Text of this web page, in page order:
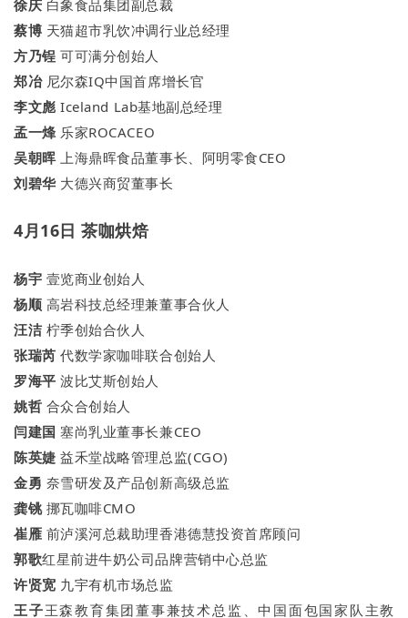
徐庆 白象食品集团副总裁
蔡博 天猫超市乳饮冲调行业总经理
方乃锃 可可满分创始人
郑冶尼尔森IQ中国首席增长官
李文彪Iceland Lab基地副总经理
孟一烽 乐家ROCACEO
吴朝晖上海鼎晖食品董事长、阿明零食CEO
刘碧华大德兴商贸董事长
4月16日 茶咖烘焙
杨宇 壹览商业创始人
杨顺 高岩科技总经理兼董事合伙人
汪洁柠季创始合伙人
张瑞芮代数学家咖啡联合创始人
罗海平 波比艾斯创始人
姚哲 合众合创始人
闫建国塞尚乳业董事长兼CEO
陈英婕 益禾堂战略管理总监(CGO)
金勇 奈雪研发及产品创新高级总监
龚铫挪瓦咖啡CMO
崔雁 前泸溪河总裁助理香港德慧投资首席顾问
郭歌红星前进牛奶公司品牌营销中心总监
许贤宽 九宇有机市场总监
王子王森教育集团董事兼技术总监、中国面包国家队主教